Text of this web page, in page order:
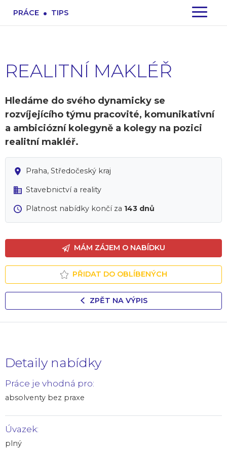
PRÁCE . TIPS
REALITNÍ MAKLÉŘ
Hledáme do svého dynamicky se
rozvíjejícího týmu pracovité, komunikativní
a ambiciózní kolegyně a kolegy na pozici
realitní makléř.
Praha, Středočeský kraj
Stavebnictví a reality
Platnost nabídky končí za 143 dnů
MÁM ZÁJEM O NABÍDKU
PŘIDAT DO OBLÍBENÝCH
ZPĚT NA VÝPIS
Detaily nabídky
Práce je vhodná pro:
absolventy bez praxe
Úvazek:
plný